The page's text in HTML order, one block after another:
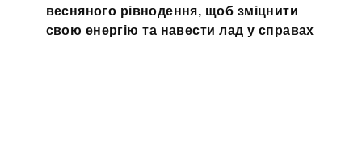
весняного рівнодення, щоб зміцнити
свою енергію та навести лад у справах